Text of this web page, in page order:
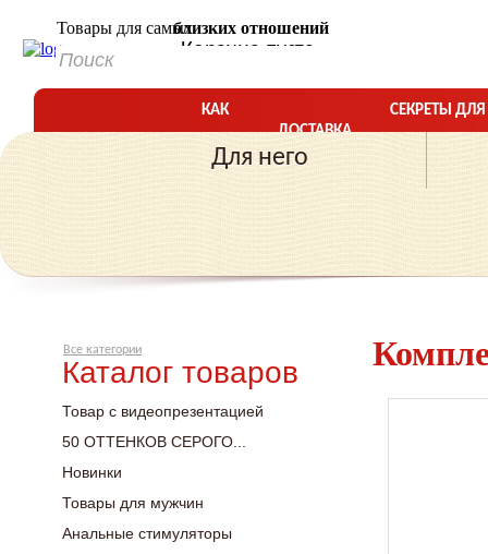
Товары для самыхблизких отношений
КАК
КУПИТЬ?
ДОСТАВКА
СЕКРЕТЫ
БЛИЗКИХ
Для него
Корзина пуста
Все категории
Каталог товаров
Товар с видеопрезентацией
50 ОТТЕНКОВ СЕРОГО...
Новинки
Товары для мужчин
Анальные стимуляторы